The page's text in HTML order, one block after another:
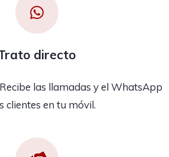
directo
las llamadas y el WhatsApp
clientes en tu móvil.